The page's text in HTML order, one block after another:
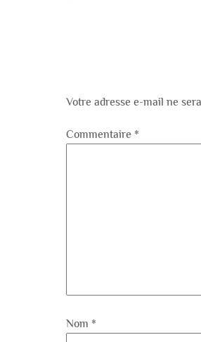
Votre adresse e-mail ne
Commentaire *
Nom *